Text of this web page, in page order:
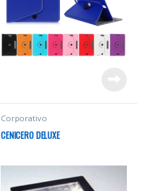
Corporativo
CENICERO DELUXE